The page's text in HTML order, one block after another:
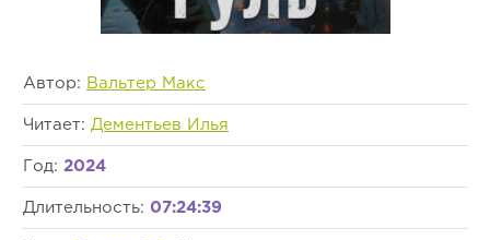
Автор: Вальтер Макс
Читает: Дементьев Илья
Год: 2024
Длительность: 07:24:39